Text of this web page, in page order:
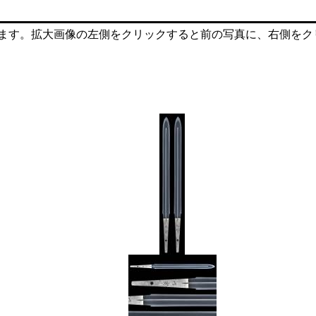
す。拡大画像の左側をクリックすると前の写真に、右側を